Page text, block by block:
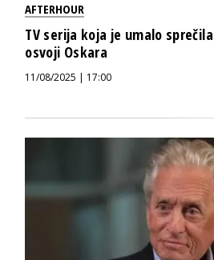
AFTERHOUR
TV serija koja je umalo
osvoji Oskara
11/08/2025 | 17:00